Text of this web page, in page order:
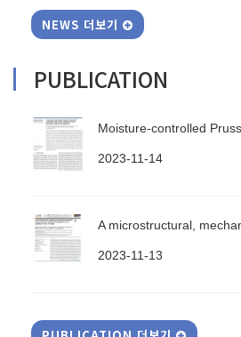
NEWS 더보기
PUBLICATION
Moisture-controlled
2023-11-14
A microstructural,
2023-11-13